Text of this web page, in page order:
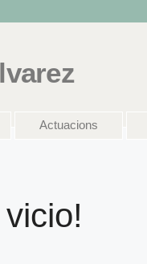
Actuacions